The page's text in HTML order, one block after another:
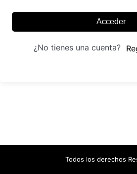
Acceder
¿No tienes una cuenta?
Todos los derechos